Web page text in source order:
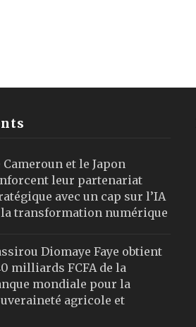
Cameroun et le Japon
leur partenariat
avec un cap sur l’IA
la transformation numérique
Diomaye Faye obtient
milliards FCFA de la
mondiale pour la
agricole et